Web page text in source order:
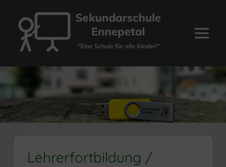
Inhalt
springen
Sekundarschule
Ennepetal
Menü
Lehrerfortbildung /